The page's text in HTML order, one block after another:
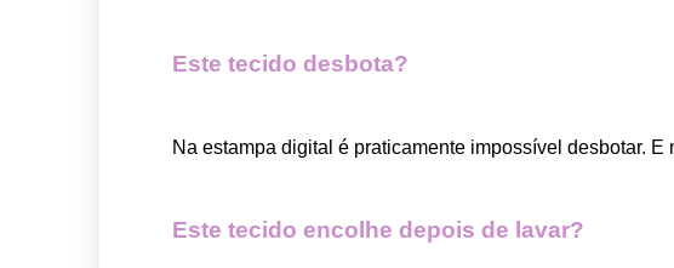
Este tecido desbota?
Na estampa digital é praticamente impossível desbotar.
Este tecido encolhe depois de lavar?